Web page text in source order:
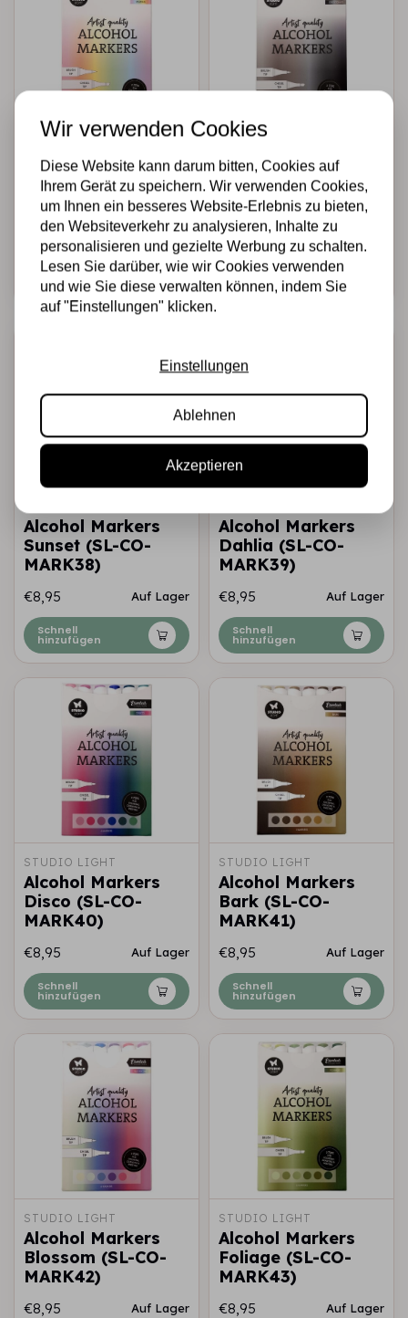
Alcohol Markers
Pastels (SL-CO-
MARK36)
€8,95 Auf Lager
Schnell
hinzufügen
Alcohol Markers
Greytones (SL-CO-
MARK37)
€8,95 Auf Lager
Schnell
hinzufügen
Alcohol Markers
Sunset (SL-CO-
MARK38)
€8,95 Auf Lager
Schnell
hinzufügen
Alcohol Markers
Dahlia (SL-CO-
MARK39)
€8,95 Auf Lager
Schnell
hinzufügen
STUDIO LIGHT
Alcohol Markers
Disco (SL-CO-
MARK40)
€8,95 Auf Lager
Schnell
hinzufügen
STUDIO LIGHT
Alcohol Markers
Bark (SL-CO-
MARK41)
€8,95 Auf Lager
Schnell
hinzufügen
STUDIO LIGHT
Alcohol Markers
Blossom (SL-CO-
MARK42)
€8,95 Auf Lager
STUDIO LIGHT
Alcohol Markers
Foliage (SL-CO-
MARK43)
€8,95 Auf Lager
Wir verwenden Cookies
Diese Website kann darum bitten, Cookies auf
Ihrem Gerät zu speichern. Wir verwenden Cookies,
um Ihnen ein besseres Website-Erlebnis zu bieten,
den Websiteverkehr zu analysieren, Inhalte zu
personalisieren und gezielte Werbung zu schalten.
Lesen Sie darüber, wie wir Cookies verwenden
und wie Sie diese verwalten können, indem Sie
auf "Einstellungen" klicken.
Einstellungen
Ablehnen
Akzeptieren